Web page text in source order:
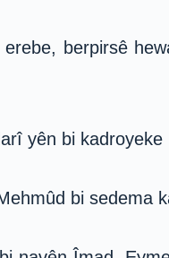
berpirsê
yên bi kadroyeke
bi sedema